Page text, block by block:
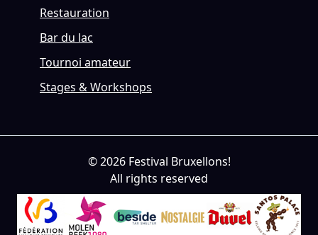
Restauration
Bar du lac
Tournoi amateur
Stages & Workshops
© 2026 Festival Bruxellons!
All rights reserved